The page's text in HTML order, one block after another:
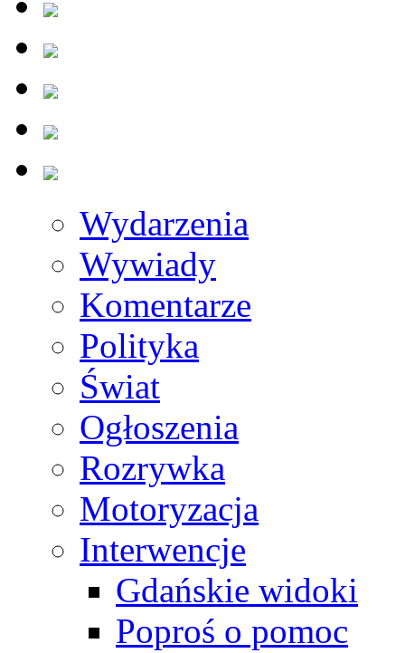
Wydarzenia
Wywiady
Komentarze
Polityka
Świat
Ogłoszenia
Rozrywka
Motoryzacja
Interwencje
Gdańskie widoki
Poproś o pomoc